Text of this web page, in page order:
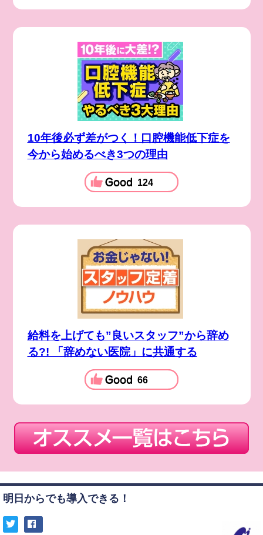
10年後必ず差がつく！口腔機能低下症を
今から始めるべき3つの理由
124
給料を上げても”良いスタッフ”から辞め
る?! 「辞めない医院」に共通する
66
明日からでも導入できる！